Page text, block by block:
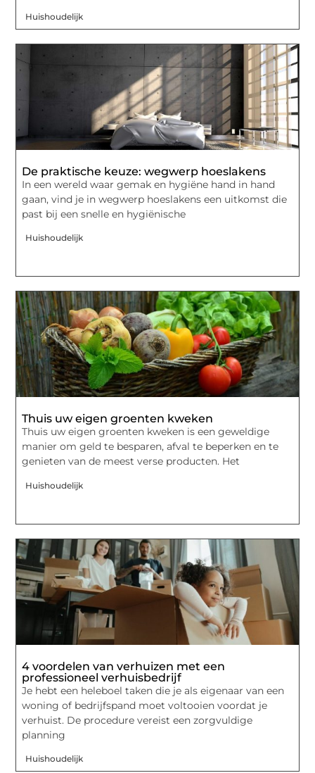
Huishoudelijk
De praktische keuze: wegwerp hoeslakens
In een wereld waar gemak en hygiëne hand in hand
gaan, vind je in wegwerp hoeslakens een uitkomst die
past bij een snelle en hygiënische
Huishoudelijk
Thuis uw eigen groenten kweken
Thuis uw eigen groenten kweken is een geweldige
manier om geld te besparen, afval te beperken en te
genieten van de meest verse producten. Het
Huishoudelijk
4 voordelen van verhuizen met een
professioneel verhuisbedrijf
Je hebt een heleboel taken die je als eigenaar van een
woning of bedrijfspand moet voltooien voordat je
verhuist. De procedure vereist een zorgvuldige
planning
Huishoudelijk